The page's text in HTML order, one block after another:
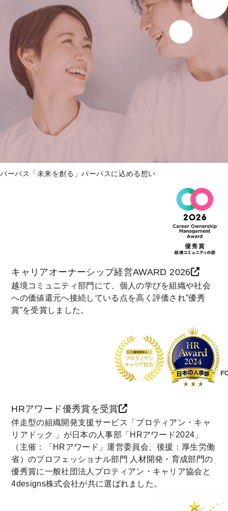
パーパス「未来を創る」パーパスに込める想い
キャリアオーナーシップ経営AWARD 2026
越境コミュニティ部門にて、個人の学びを組織や社会
への価値還元へ接続している点を高く評価され”優秀
賞”を受賞しました。
HRアワード優秀賞を受賞
伴走型の組織開発支援サービス「プロティアン・キャ
リアドック 」が日本の人事部「HRアワード2024」
（主催：「HRアワード」運営委員会、後援：厚生労働
省）のプロフェッショナル部門 人材開発・育成部門の
優秀賞に一般社団法人プロティアン・キャリア協会と
4designs株式会社が共に選ばれました。